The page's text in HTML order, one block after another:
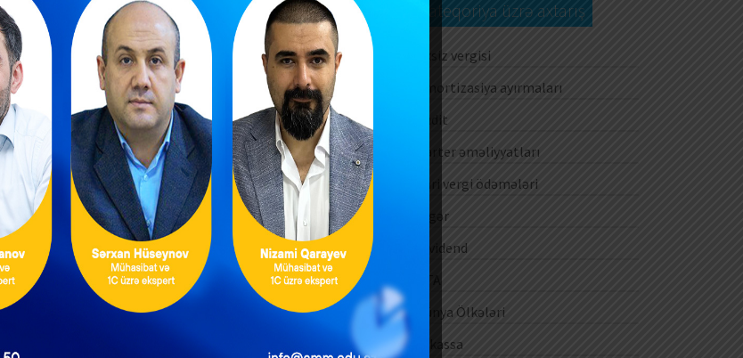
Kateqoriya üzrə axtarış
Aksiz vergisi
Amortizasiya ayırmaları
Audit
Barter əməliyyatları
Cari vergi ödəmələri
Digər
Dividend
Dünya Ölkələri
E-kassa